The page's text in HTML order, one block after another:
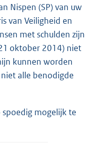
Nispen (SP) van uw
van Veiligheid en
met schulden zijn
oktober 2014) niet
kunnen worden
alle benodigde
spoedig mogelijk te